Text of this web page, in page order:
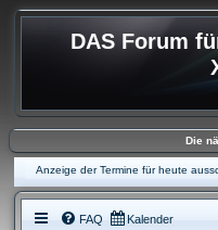
DAS Forum
Die
Anzeige der Termine für heute
FAQ Kalender